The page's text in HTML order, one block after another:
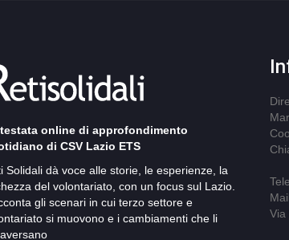
online di approfondimento
di CSV Lazio ETS
Solidali dà voce alle storie, le esperienze, la
del volontariato, con un focus sul Lazio.
gli scenari in cui terzo settore e
si muovono e i cambiamenti che li
Via